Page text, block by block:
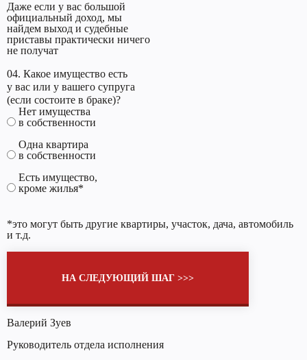
Даже если у вас большой
официальный доход, мы
найдем выход и судебные
приставы практически ничего
не получат
04. Какое имущество есть
у вас или у вашего супруга
(если состоите в браке)?
Нет имущества
в собственности
Одна квартира
в собственности
Есть имущество,
кроме жилья*
*это могут быть другие квартиры, участок, дача, автомобиль
и т.д.
НА СЛЕДУЮЩИЙ ШАГ >>>
Валерий Зуев
Руководитель отдела исполнения